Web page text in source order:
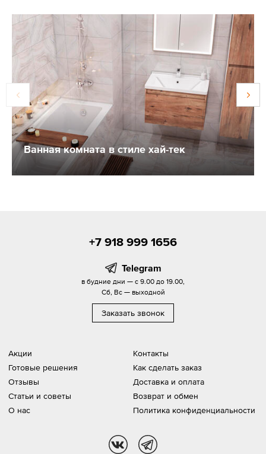
Ванная комната в стиле хай-тек
Акции
Готовые решения
Отзывы
Статьи и советы
О нас
Контакты
Как сделать заказ
Доставка и оплата
Возврат и обмен
Политика конфиденциальности
+7 918 999 1656
Telegram
в будние дни — с 9.00 до 19.00,
Сб, Вс — выходной
Заказать звонок